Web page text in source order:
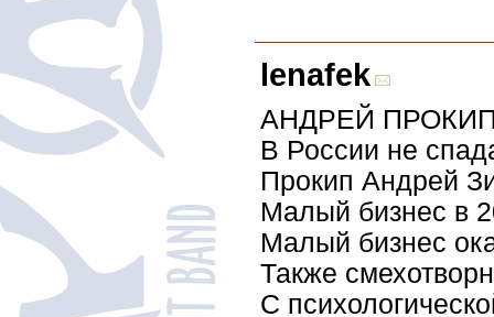
lenafek
АНДРЕЙ
В России не
Прокип Андрей
Малый бизнес в
Малый бизнес
Также
С